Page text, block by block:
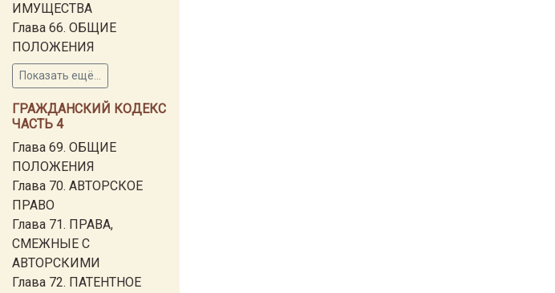
ИМУЩЕСТВА
Глава 66. ОБЩИЕ
ПОЛОЖЕНИЯ
Показать ещё...
ГРАЖДАНСКИЙ КОДЕКС
ЧАСТЬ 4
Глава 69. ОБЩИЕ
ПОЛОЖЕНИЯ
Глава 70. АВТОРСКОЕ
ПРАВО
Глава 71. ПРАВА,
СМЕЖНЫЕ С
АВТОРСКИМИ
Глава 72. ПАТЕНТНОЕ